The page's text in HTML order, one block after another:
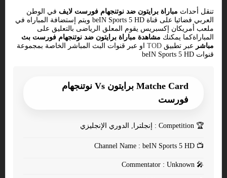
تنقل أحداث مباراة برايتون ضد نوتنجهام فورست لايف في الوطن
العربي فضائيا على قناة beIN Sports 5 HD ويتم إستضافة المباراه في
ملعب أمريكان إكسبريس يقوم المعلق الرياضى بالتعليق على
المباراةكما يمكنك مشاهدة مباراة برايتون ضد نوتنجهام فورست بث
مباشر عبر تطبيق TOD او عبر قنوات البث المباشر الخاصة بمجموعة
قنوات beIN Sports 5 HD
Matche Card برايتون Vs نوتنجهام
فورست
🏆
📺
🎤